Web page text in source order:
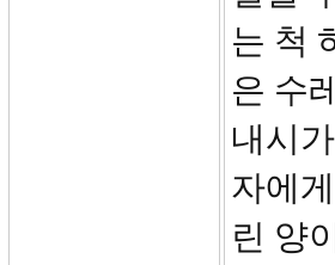
는 척
은 수
내시
자에
린 양